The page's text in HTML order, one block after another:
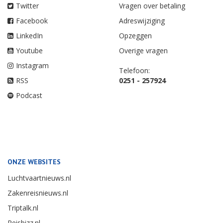
Twitter
Facebook
LinkedIn
Youtube
Instagram
RSS
Podcast
Vragen over betaling
Adreswijziging
Opzeggen
Overige vragen
Telefoon:
0251 - 257924
ONZE WEBSITES
Luchtvaartnieuws.nl
Zakenreisnieuws.nl
Triptalk.nl